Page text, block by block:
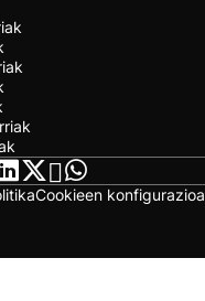
Cookieen konfigurazioa